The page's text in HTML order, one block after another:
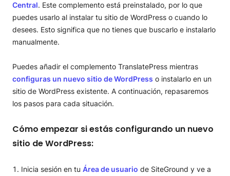
Central. Este complemento está preinstalado, por lo que
puedes usarlo al instalar tu sitio de WordPress o cuando lo
desees. Esto significa que no tienes que buscarlo e instalarlo
manualmente.
Puedes añadir el complemento TranslatePress mientras
configuras un nuevo sitio de WordPress o instalarlo en un
sitio de WordPress existente. A continuación, repasaremos
los pasos para cada situación.
Cómo empezar si estás configurando un nuevo
sitio de WordPress:
Inicia sesión en tu Área de usuario de SiteGround y ve a